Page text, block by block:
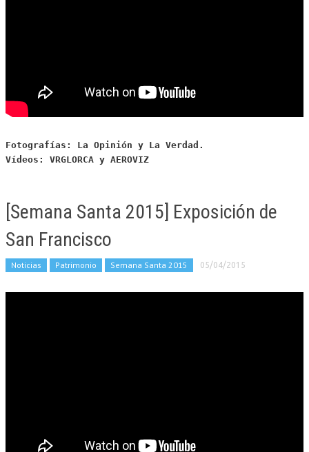
Fotografías: La Opinión y La Verdad.
Vídeos: VRGLORCA y AEROVIZ
[Semana Santa 2015] Exposición de
San Francisco
Noticias Patrimonio Semana Santa 2015 05/04/2015